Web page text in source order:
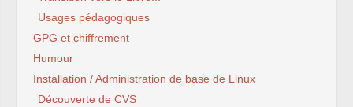
Usages pédagogiques
GPG et chiffrement
Humour
Installation / Administration de base de Linux
Découverte de CVS